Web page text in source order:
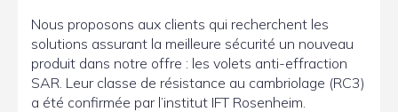
Nous proposons aux clients qui recherchent les
solutions assurant la meilleure sécurité un nouveau
produit dans notre offre : les volets anti-effraction
SAR. Leur classe de résistance au cambriolage (RC3)
a été confirmée par l’institut IFT Rosenheim.